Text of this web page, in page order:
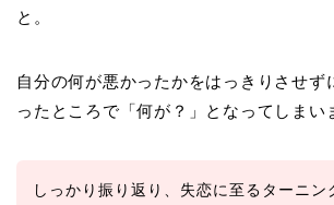
と。
自分の何が悪かったかをはっきりさせず
ったところで「何が？」となってしまい
しっかり振り返り、失恋に至るターニン